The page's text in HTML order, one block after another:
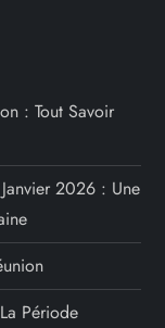
: Tout Savoir
2026 : Une
Période